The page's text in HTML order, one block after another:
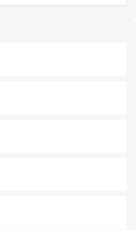
風情を楽しめる外せないスポット